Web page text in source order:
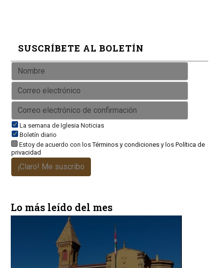
SUSCRÍBETE AL BOLETÍN
La semana de Iglesia Noticias
Boletín diario
Estoy de acuerdo con losTérminos y condicionesy los Política de
privacidad
¡Claro! Me suscribo
Lo más leído del mes